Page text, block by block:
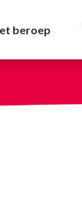
beroep